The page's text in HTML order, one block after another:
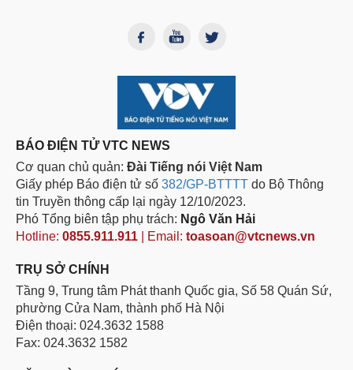
BÁO ĐIỆN TỬ VTC NEWS
Cơ quan chủ quản: Đài Tiếng nói Việt Nam
Giấy phép Báo điện tử số 382/GP-BTTTT do Bộ Thông
tin Truyền thông cấp lại ngày 12/10/2023.
Phó Tổng biên tập phụ trách: Ngô Văn Hải
Hotline: 0855.911.911 | Email: toasoan@vtcnews.vn
TRỤ SỞ CHÍNH
Tầng 9, Trung tâm Phát thanh Quốc gia, Số 58 Quán Sứ,
phường Cửa Nam, thành phố Hà Nội
Điện thoại: 024.3632 1588
Fax: 024.3632 1582